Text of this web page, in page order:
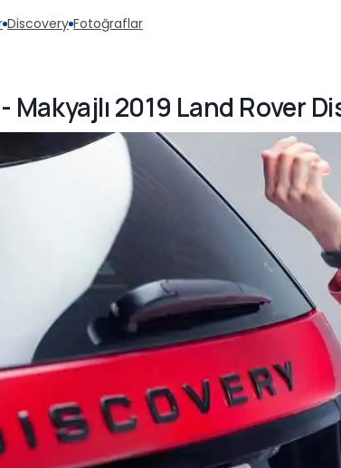
Discovery Fotoğraflar
Makyajlı 2019 Land Rover